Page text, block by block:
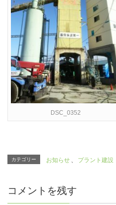
DSC_0352
カテゴリー お知らせ 、 プラント建設
コメントを残す